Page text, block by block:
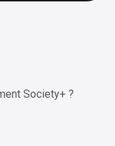
Society+ ?